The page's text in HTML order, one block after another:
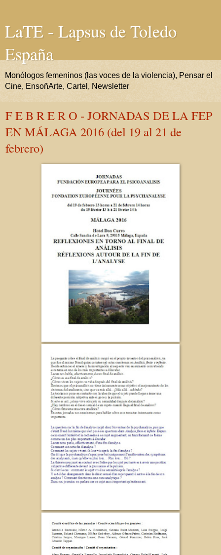
LaTE - Lapsus de Toledo
España
Monólogos femeninos (las voces de la violencia), Pensar el
Cine, EnsoñArte, Cartel, Newsletter
F E B R E R O - JORNADAS DE LA FEP
EN MÁLAGA 2016 (del 19 al 21 de
febrero)